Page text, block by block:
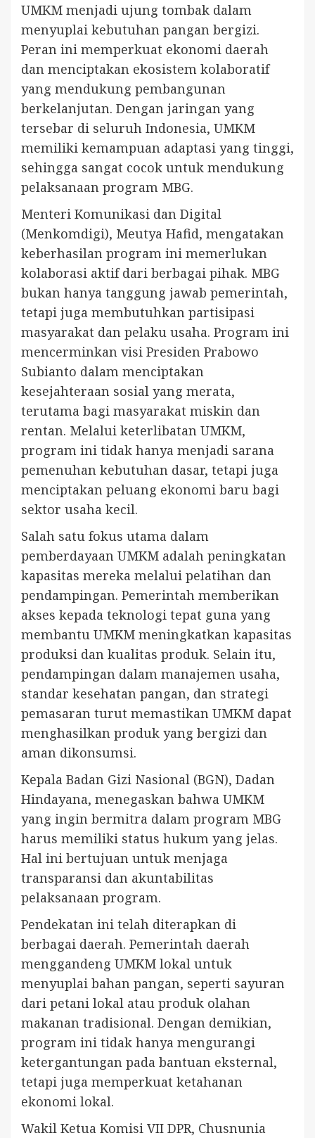
UMKM menjadi ujung tombak dalam
menyuplai kebutuhan pangan bergizi.
Peran ini memperkuat ekonomi daerah
dan menciptakan ekosistem kolaboratif
yang mendukung pembangunan
berkelanjutan. Dengan jaringan yang
tersebar di seluruh Indonesia, UMKM
memiliki kemampuan adaptasi yang tinggi,
sehingga sangat cocok untuk mendukung
pelaksanaan program MBG.
Menteri Komunikasi dan Digital
(Menkomdigi), Meutya Hafid, mengatakan
keberhasilan program ini memerlukan
kolaborasi aktif dari berbagai pihak. MBG
bukan hanya tanggung jawab pemerintah,
tetapi juga membutuhkan partisipasi
masyarakat dan pelaku usaha. Program ini
mencerminkan visi Presiden Prabowo
Subianto dalam menciptakan
kesejahteraan sosial yang merata,
terutama bagi masyarakat miskin dan
rentan. Melalui keterlibatan UMKM,
program ini tidak hanya menjadi sarana
pemenuhan kebutuhan dasar, tetapi juga
menciptakan peluang ekonomi baru bagi
sektor usaha kecil.
Salah satu fokus utama dalam
pemberdayaan UMKM adalah peningkatan
kapasitas mereka melalui pelatihan dan
pendampingan. Pemerintah memberikan
akses kepada teknologi tepat guna yang
membantu UMKM meningkatkan kapasitas
produksi dan kualitas produk. Selain itu,
pendampingan dalam manajemen usaha,
standar kesehatan pangan, dan strategi
pemasaran turut memastikan UMKM dapat
menghasilkan produk yang bergizi dan
aman dikonsumsi.
Kepala Badan Gizi Nasional (BGN), Dadan
Hindayana, menegaskan bahwa UMKM
yang ingin bermitra dalam program MBG
harus memiliki status hukum yang jelas.
Hal ini bertujuan untuk menjaga
transparansi dan akuntabilitas
pelaksanaan program.
Pendekatan ini telah diterapkan di
berbagai daerah. Pemerintah daerah
menggandeng UMKM lokal untuk
menyuplai bahan pangan, seperti sayuran
dari petani lokal atau produk olahan
makanan tradisional. Dengan demikian,
program ini tidak hanya mengurangi
ketergantungan pada bantuan eksternal,
tetapi juga memperkuat ketahanan
ekonomi lokal.
Wakil Ketua Komisi VII DPR, Chusnunia